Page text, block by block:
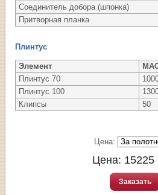
Соединитель добора (шпонка)
Притворная планка
Плинтус
Элемент
Плинтус 70
Плинтус 100
Клипсы
50
Цена:
Цена: 15225
Заказать